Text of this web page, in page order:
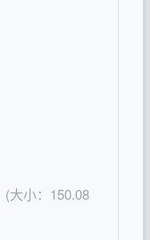
(大小：150.08